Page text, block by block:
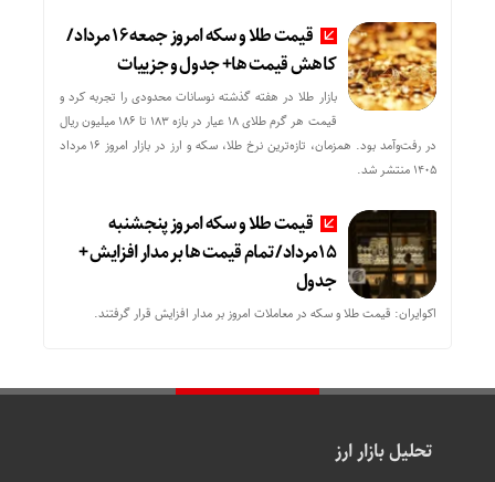
قیمت طلا و سکه امروز جمعه ۱۶ مرداد/
کاهش قیمت ها+ جدول و جزییات
بازار طلا در هفته گذشته نوسانات محدودی را تجربه کرد و
قیمت هر گرم طلای ۱۸ عیار در بازه ۱۸۳ تا ۱۸۶ میلیون ریال
در رفت‌وآمد بود. همزمان، تازه‌ترین نرخ طلا، سکه و ارز در بازار امروز ۱۶ مرداد
۱۴۰۵ منتشر شد.
قیمت طلا و سکه امروز پنجشنبه
15مرداد/ تمام قیمت ها بر مدار افزایش +
جدول
اکوایران: قیمت طلا و سکه در معاملات امروز بر مدار افزایش قرار گرفتند.
تحلیل بازار ارز